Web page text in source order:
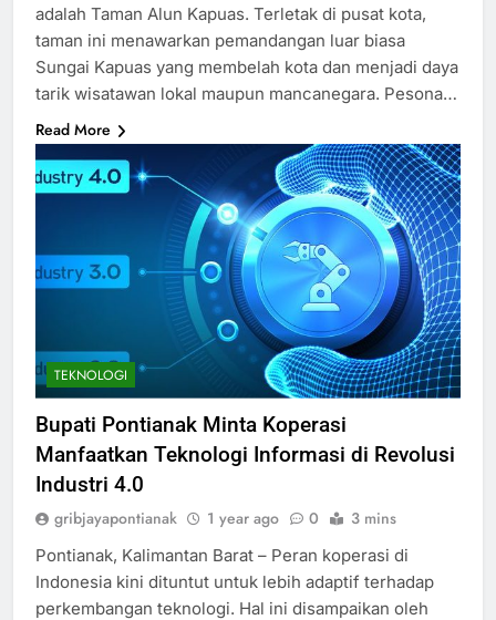
adalah Taman Alun Kapuas. Terletak di pusat kota,
taman ini menawarkan pemandangan luar biasa
Sungai Kapuas yang membelah kota dan menjadi daya
tarik wisatawan lokal maupun mancanegara. Pesona…
Read More
TEKNOLOGI
Bupati Pontianak Minta Koperasi
Manfaatkan Teknologi Informasi di Revolusi
Industri 4.0
gribjayapontianak 1 year ago 0 3 mins
Pontianak, Kalimantan Barat – Peran koperasi di
Indonesia kini dituntut untuk lebih adaptif terhadap
perkembangan teknologi. Hal ini disampaikan oleh